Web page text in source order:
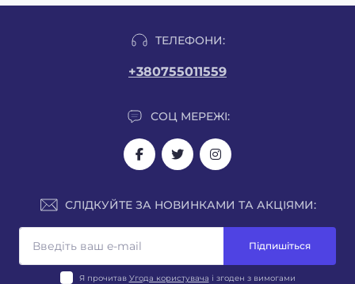
ТЕЛЕФОНИ:
+380755011559
СОЦ МЕРЕЖІ:
СЛІДКУЙТЕ ЗА НОВИНКАМИ ТА АКЦІЯМИ:
Підпишіться
Я прочитав Угода користувача і згоден з вимогами